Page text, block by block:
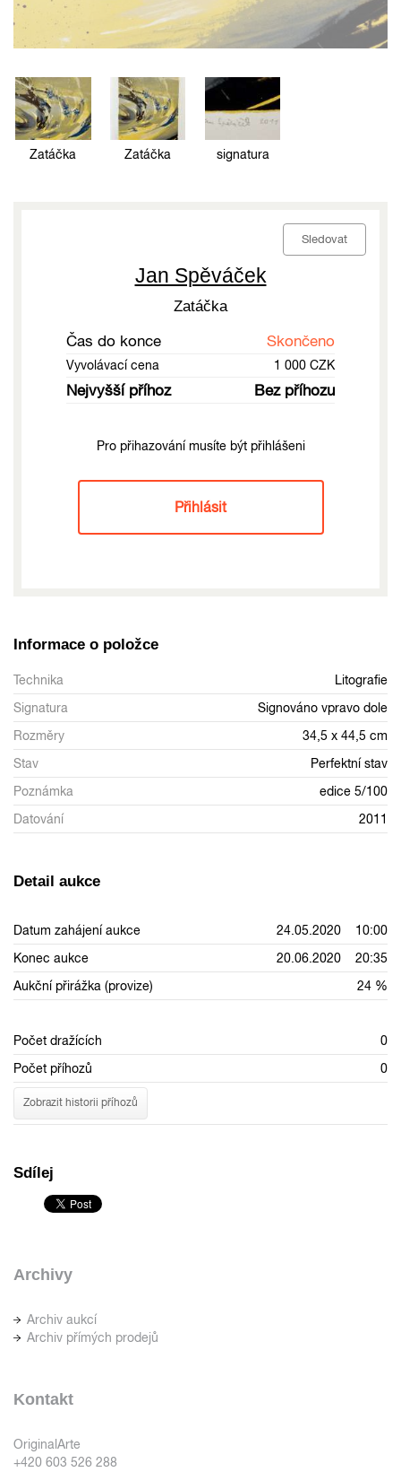
Zatáčka Zatáčka signatura
Sledovat
Jan Spěváček
Zatáčka
Čas do konce Skončeno
Vyvolávací cena 1 000 CZK
Nejvyšší příhoz Bez příhozu
Pro přihazování musíte být přihlášeni
Přihlásit
Informace o položce
Technika
Litografie
Signatura
Signováno vpravo dole
Rozměry
34,5 x 44,5 cm
Stav
Perfektní stav
Poznámka
edice 5/100
Datování
2011
Detail aukce
Datum zahájení aukce
24.05.2020 10:00
Konec aukce
20.06.2020 20:35
Aukční přirážka (provize)
24 %
Počet dražících
0
Počet příhozů
0
Zobrazit historii příhozů
Sdílej
Archivy
Archiv aukcí
Archiv přímých prodejů
Kontakt
OriginalArte
+420 603 526 288